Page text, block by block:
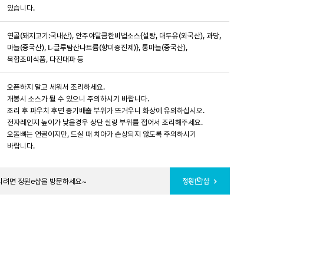
있습니다.
연골(돼지고기:국내산), 안주야달콤한비법소스{설탕, 대두유(외국산), 과당,
마늘(중국산), L-글루탐산나트륨(향미증진제)}, 통마늘(중국산),
복합조미식품, 다진대파 등
오픈하지 말고 세워서 조리하세요.
개봉시 소스가 튈 수 있으니 주의하시기 바랍니다.
조리 후 파우치 후면 증기배출 부위가 뜨거우니 화상에 유의하십시오.
전자레인지 높이가 낮을경우 상단 실링 부위를 접어서 조리해주세요.
오돌뼈는 연골이지만, 드실 때 치아가 손상되지 않도록 주의하시기
바랍니다.
려면 정원e샵을 방문하세요~